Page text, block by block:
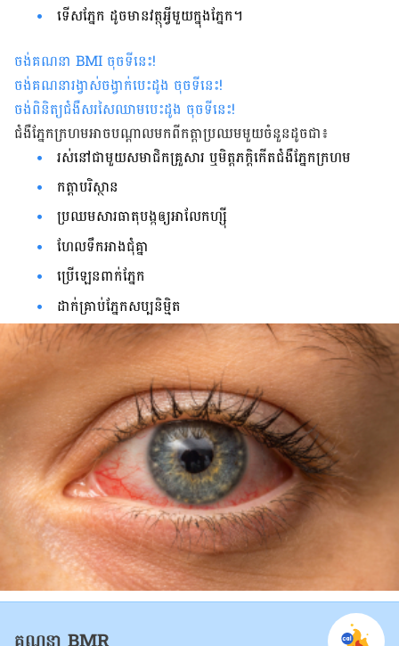
ទើស​ភ្នែក​ ដូច​មាន​វត្ថុ​អ្វី​មួយ​ក្នុង​ភ្នែក​។
ចង់គណនា BMI ចុចទីនេះ!
ចង់គណនារង្វាស់ចង្វាក់បេះដូង ចុចទីនេះ!
ចង់ពិនិត្យជំងឺសរសៃឈាមបេះដូង ចុចទីនេះ!
ជំងឺ​ភ្នែក​ក្រហម​អាច​បណ្ដាល​មកពី​កត្តា​​ប្រ​ឈម​មួយ​ចំនួន​ដូច​ជា៖
រស់​នៅ​ជាមួយសមាជិកគ្រួសារ ឬមិត្តភក្តិ​កើត​​ជំងឺ​ភ្នែក​ក្រហម
កត្តា​បរិស្ថាន​
ប្រឈម​សារធាតុ​បង្ក​ឲ្យ​អាលែកហ្ស៊ី
ហែល​ទឹកអាង​ជុំ​គ្នា
ប្រើ​ឡេនពាក់ភ្នែក
ដាក់​គ្រាប់​ភ្នែក​សប្បនិមិ្មត